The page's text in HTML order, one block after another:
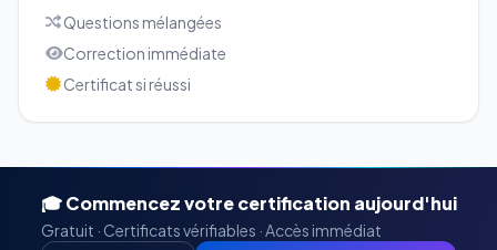
Questions mélangées
Correction immédiate
Certificat si réussi
🎓 Commencez votre certification aujourd'hui
Gratuit · Certificats vérifiables · Accès immédiat